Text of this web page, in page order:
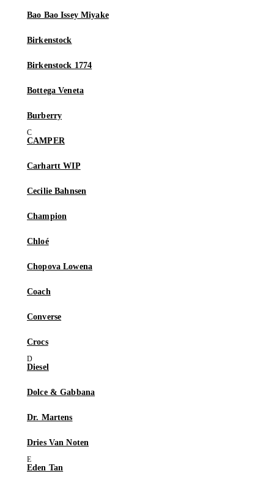
Bao Bao Issey Miyake
Birkenstock
Birkenstock 1774
Bottega Veneta
Burberry
CAMPER
Carhartt WIP
Cecilie Bahnsen
Champion
Chloé
Chopova Lowena
Coach
Converse
Crocs
Diesel
Dolce & Gabbana
Dr. Martens
Dries Van Noten
Eden Tan